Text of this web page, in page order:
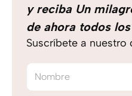
y reciba Un
de ahora todos
Suscríbete a
Nombre